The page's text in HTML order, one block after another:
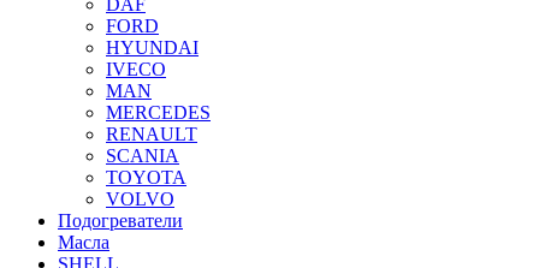
DAF
FORD
HYUNDAI
IVECO
MAN
MERCEDES
RENAULT
SCANIA
TOYOTA
VOLVO
Подогреватели
Масла
SHELL